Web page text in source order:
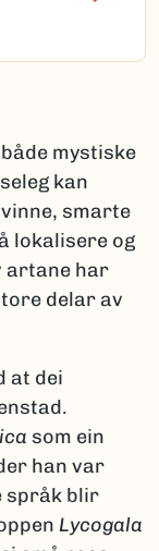
mystiske
kan
smarte
lokalisere og
artane har
delar av
at dei
som ein
han var
språk blir
Lycogala